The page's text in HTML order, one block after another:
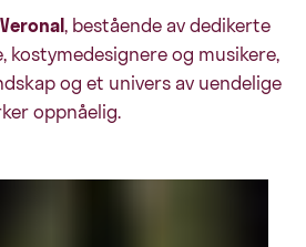
, bestående av dedikerte
kostymedesignere og musikere,
og et universav uendelige
oppnåelig.